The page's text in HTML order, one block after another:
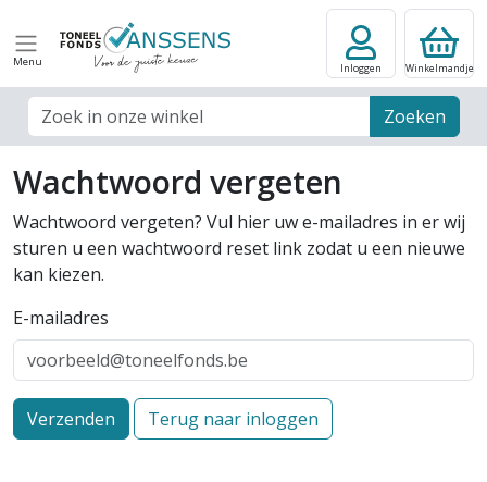
Menu
Zoek veld Zoeken
Inloggen Winkelmandje
Wachtwoord vergeten
Wachtwoord vergeten? Vul hier uw e-mailadres in er wij
sturen u een wachtwoord reset link zodat u een nieuwe
kan kiezen.
E-mailadres
Verzenden Terug naar inloggen